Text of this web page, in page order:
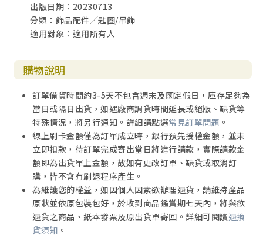
出版日期：20230713
分類：飾品配件／匙圈/吊飾
適用對象：適用所有人
購物說明
訂單備貨時間約3-5天不包含週末及國定假日，庫存足夠為
當日或隔日出貨，如遇廠商調貨時間延長或絕版、缺貨等
特殊情況，將另行通知。詳細請點選常見訂單問題 。
線上刷卡金額僅為訂單成立時，銀行預先授權金額，並未
立即扣款，待訂單完成寄出當日將進行請款，實際請款金
額即為出貨單上金額，故如有更改訂單、缺貨或取消訂
購，皆不會有刷退程序產生。
為維護您的權益，如因個人因素欲辦理退貨，請維持產品
原狀並依原包裝包好，於收到商品鑑賞期七天內，將與欲
退貨之商品、紙本發票及原出貨單寄回。詳細可閱讀退換
貨須知 。